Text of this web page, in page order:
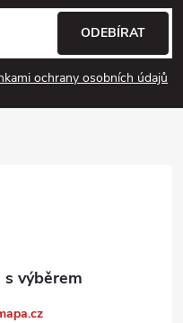
ochrany osobních údajů
ODEBÍRAT